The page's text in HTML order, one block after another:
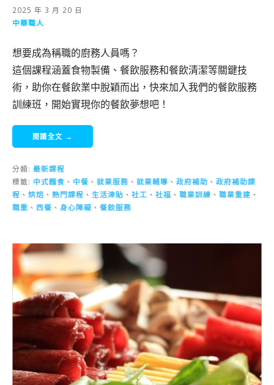
2025 年 3 月 20 日
中華職人
想要成為稱職的廚務人員嗎？
這個課程涵蓋食物製備、餐飲服務和餐飲清潔等關鍵技
術，助你在餐飲業中脫穎而出，快來加入我們的餐飲服務
訓練班，開始實現你的餐飲夢想吧！
閱讀全文 →
分類: 最新課程
標籤: 中式麵食 、 中餐 、 就業服務 、 就業輔導 、 政府補助 、 政府補助課
程 、 烘焙 、 熱門課程 、 生活津貼 、 社工 、 社福 、 職業訓練 、 職業重建 、
職重 、 西餐 、 身心障礙 、 餐飲服務